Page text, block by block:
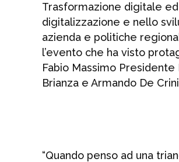
Trasformazione digitale
digitalizzazione e nello
azienda e politiche
l’evento che ha visto
Fabio Massimo
Brianza e Armando De
“Quando penso ad una